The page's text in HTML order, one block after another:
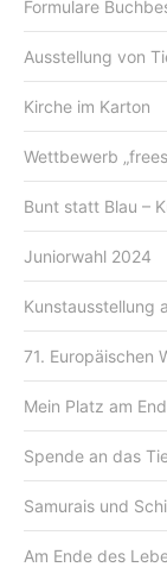
Formulare
Ausstellung von
Kirche im Karton
Wettbewerb
Bunt statt Blau –
Juniorwahl 2024
Kunstausstellung
71. Europäischen
Mein Platz am
Spende an das
Samurais und
Am Ende des